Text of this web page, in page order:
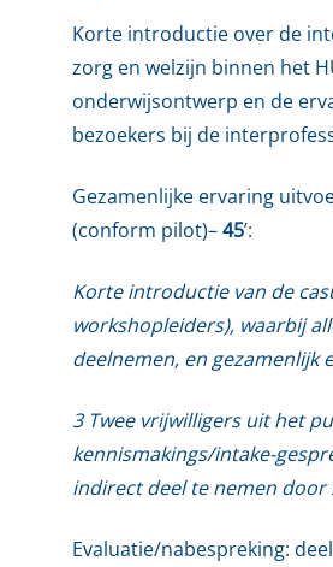
Korte introductie over de
zorg en welzijn binnen het
onderwijsontwerp en de
bezoekers bij de
Gezamenlijke ervaring
(conform pilot)–45’:
Korte introductie van de
workshopleiders), waarbij
deelnemen, en gezamenlijk
3 Twee vrijwilligers uit het
kennismakings/intake-
indirect deel te nemen door
Evaluatie/nabespreking: